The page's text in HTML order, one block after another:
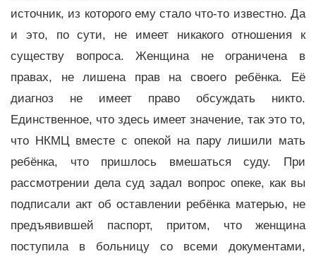
источник, из которого ему стало что-то известно. Да
и это, по сути, не имеет никакого отношения к
существу вопроса. Женщина не ограничена в
правах, не лишена прав на своего ребёнка. Её
диагноз не имеет право обсуждать никто.
Единственное, что здесь имеет значение, так это то,
что НКМЦ вместе с опекой на пару лишили мать
ребёнка, что пришлось вмешаться суду. При
рассмотрении дела суд задал вопрос опеке, как вы
подписали акт об оставлении ребёнка матерью, не
предъявившей паспорт, притом, что женщина
поступила в больницу со всеми документами,